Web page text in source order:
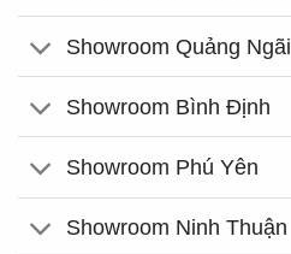
Showroom Quảng Ngãi
Showroom Bình Định
Showroom Phú Yên
Showroom Ninh Thuận